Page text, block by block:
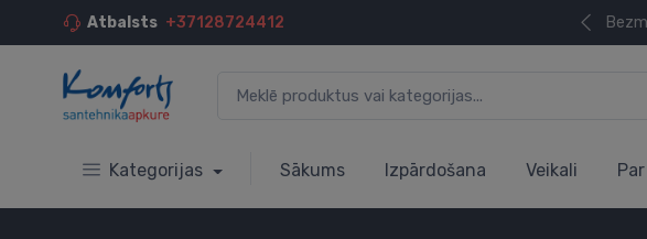
Atbalsts +37128724412
Kategorijas Sākums Izpārdošana Veikali